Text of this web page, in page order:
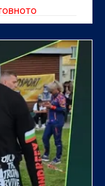
година.